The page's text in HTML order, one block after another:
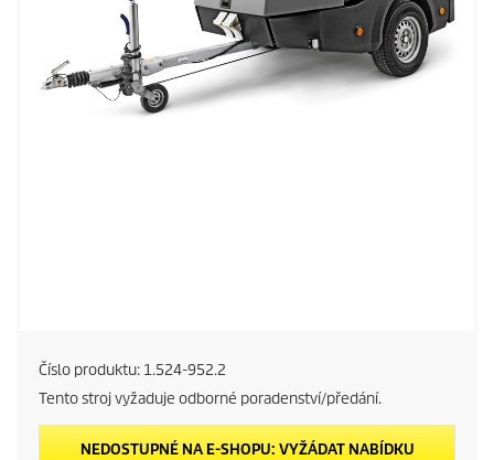
Číslo produktu: 1.524-952.2
Tento stroj vyžaduje odborné poradenství/předání.
NEDOSTUPNÉ NA E-SHOPU: VYŽÁDAT NABÍDKU